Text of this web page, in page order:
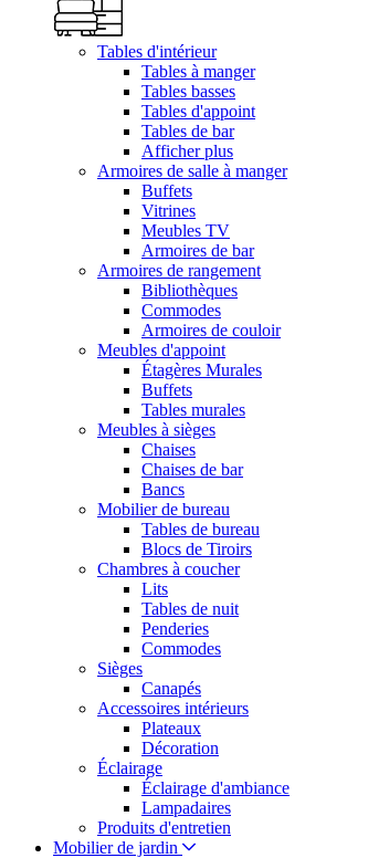
Tables d'intérieur
Tables à manger
Tables basses
Tables d'appoint
Tables de bar
Afficher plus
Armoires de salle à manger
Buffets
Vitrines
Meubles TV
Armoires de bar
Armoires de rangement
Bibliothèques
Commodes
Armoires de couloir
Meubles d'appoint
Étagères Murales
Buffets
Tables murales
Meubles à sièges
Chaises
Chaises de bar
Bancs
Mobilier de bureau
Tables de bureau
Blocs de Tiroirs
Chambres à coucher
Lits
Tables de nuit
Penderies
Commodes
Sièges
Canapés
Accessoires intérieurs
Plateaux
Décoration
Éclairage
Éclairage d'ambiance
Lampadaires
Produits d'entretien
Mobilier de jardin